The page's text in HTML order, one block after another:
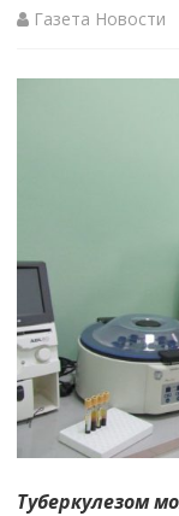
Газета Новости
Туберкулезом